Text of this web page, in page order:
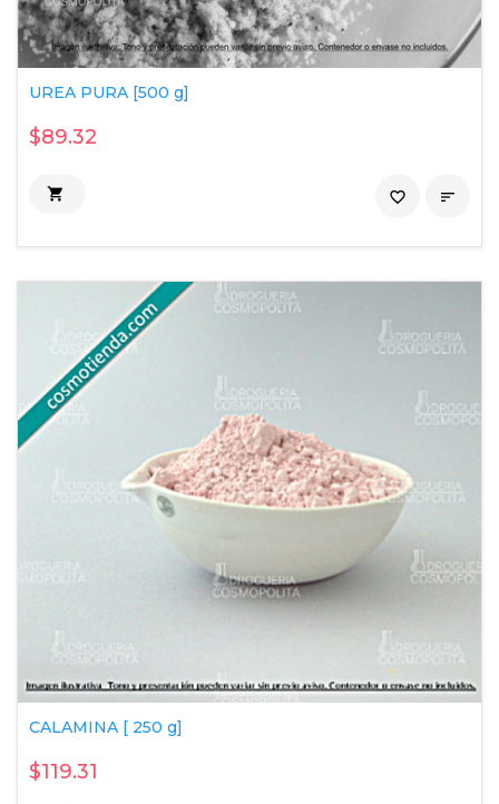
UREA PURA [500 g]
$89.32
 
favorite_border
CALAMINA [ 250 g]
$119.31